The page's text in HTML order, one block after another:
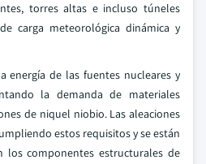
torres altas e incluso túneles
carga meteorológica dinámica y
energía de las fuentes nucleares y
la demanda de materiales
de niquel niobio. Las aleaciones
estos requisitos y se están
los componentes estructurales de